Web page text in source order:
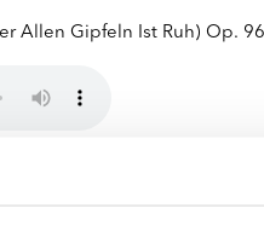
Allen Gipfeln Ist Ruh) Op.